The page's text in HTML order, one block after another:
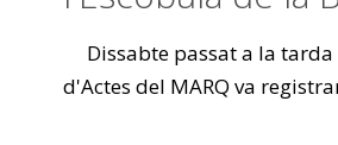
Dissabte passat a la tarda
d'Actes del MARQ va